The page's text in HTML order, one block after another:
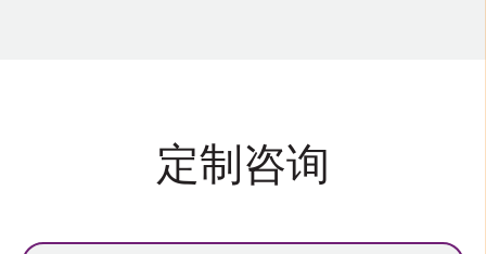
定制咨询